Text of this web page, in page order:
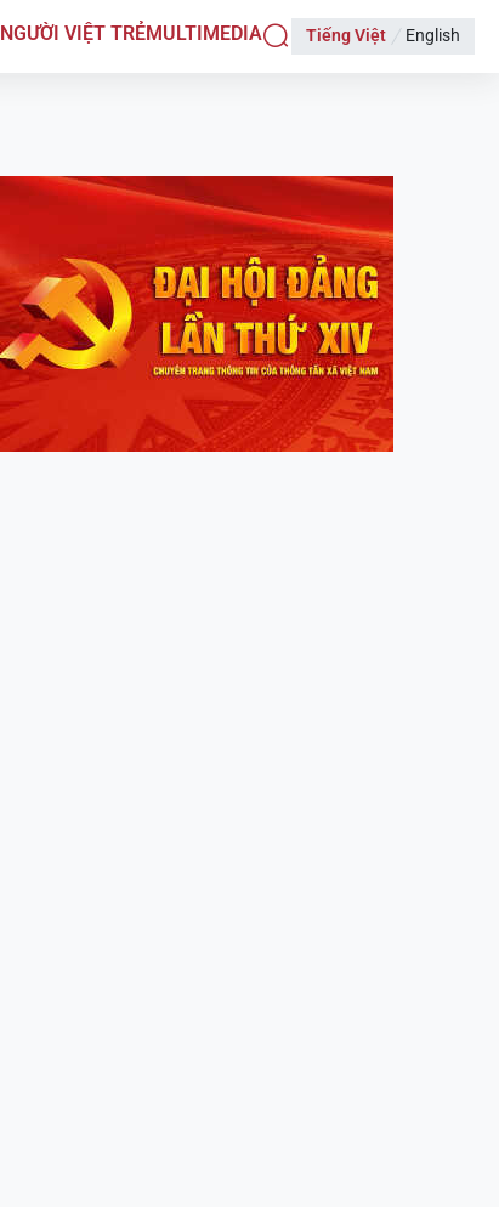
NGƯỜI VIỆT TRẺMULTIMEDIA Tiếng Việt English